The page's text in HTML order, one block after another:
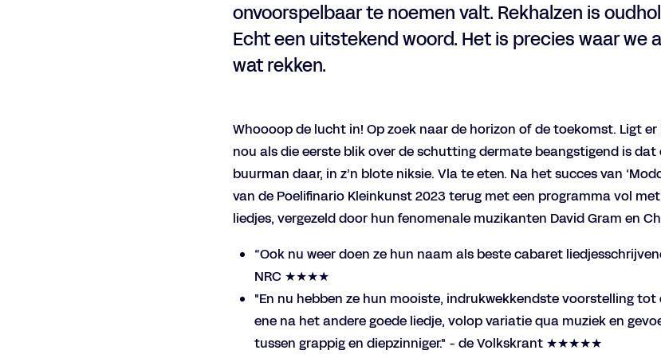
onvoorspelbaar te noemen valt. Rekhalzen is
Echt een uitstekend woord. Het is precies waar we
wat rekken.
Whoooop de lucht in! Op zoek naar de horizon of de toekomst. Ligt
nou als die eerste blik over de schutting dermate beangstigend is
buurman daar, in z’n blote niksie. Vla te eten. Na het succes van
van de Poelifinario Kleinkunst 2023 terug met een programma vol
liedjes, vergezeld door hun fenomenale muzikanten David Gram en
“Ook nu weer doen ze hun naam als beste cabaret
NRC ★★★★
"En nu hebben ze hun mooiste, indrukwekkendste voorstelling
ene na het andere goede liedje, volop variatie qua muziek en
tussen grappig en diepzinniger." - de Volkskrant ★★★★★